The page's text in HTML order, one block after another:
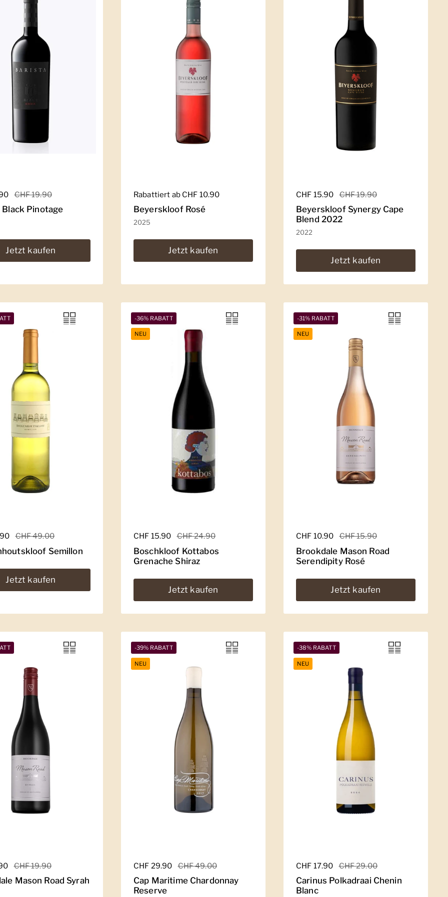
Preis
Sale-Preis
CHF 19.90
Black Pinotage
Jetzt kaufen
Regulärer Preis
Rabattiert ab CHF 10.90
Beyerskloof Rosé
2025
Jetzt kaufen
Regulärer Preis
CHF 15.90 Sale-Preis
CHF 19.90
Beyerskloof Synergy Cape
Blend 2022
2022
Jetzt kaufen
Preis
Sale-Preis
CHF 49.00
Semillon
Jetzt kaufen
Regulärer Preis
CHF 15.90 Sale-Preis
CHF 24.90
Boschkloof Kottabos
Grenache Shiraz
Jetzt kaufen
-36% RABATT
NEU
Regulärer Preis
CHF 10.90 Sale-Preis
CHF 15.90
Brookdale Mason Road
Serendipity Rosé
Jetzt kaufen
-31% RABATT
NEU
Preis
Sale-Preis
CHF 19.90
Mason Road Syrah
Regulärer Preis
CHF 29.90 Sale-Preis
CHF 49.00
Cap Maritime Chardonnay
Reserve
-39% RABATT
NEU
Regulärer Preis
CHF 17.90 Sale-Preis
CHF 29.00
Carinus Polkadraai Chenin
Blanc
-38% RABATT
NEU